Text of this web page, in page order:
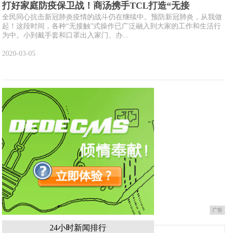
打好家庭防疫保卫战！商汤携手TCL打造“无接
全民同心抗击新冠肺炎疫情的战斗仍在继续中。预防新冠肺炎，从我做
起！这段时间，各种“无接触”式操作已广泛融入到大家的工作和生活行
为中。小到戴手套和口罩出入家门、办...
2020-03-05
广告
24小时新闻排行